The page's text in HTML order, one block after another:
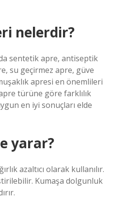
nelerdir?
sentetik apre, antiseptik
su geçirmez apre, güve
apresi en önemlileri
türüne göre farklılık
en iyi sonuçları elde
yarar?
azaltıcı olarak kullanılır.
Kumaşa dolgunluk